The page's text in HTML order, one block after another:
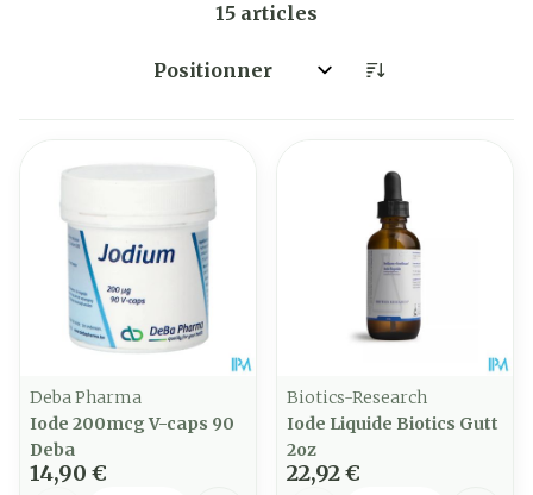
15 articles
Trier par:
Deba Pharma
Iode 200mcg V-caps 90
Deba
14,90 €
Biotics-Research
Iode Liquide Biotics Gutt
2oz
22,92 €